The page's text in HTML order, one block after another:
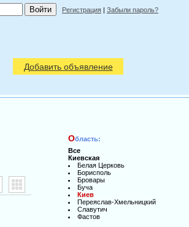
Регистрация | Забыли пароль?
Добавить объявление
Область:
Все
Киевская
Белая Церковь
Борисполь
Бровары
Буча
Киев
Переяслав-Хмельницкий
Славутич
Фастов